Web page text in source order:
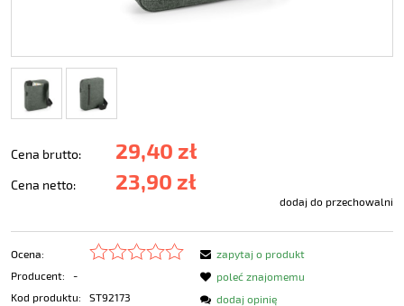
Cena brutto: 29,40 zł
Cena netto: 23,90 zł
dodaj do przechowalni
Ocena:
Producent:
-
Kod produktu:
ST92173
zapytaj o produkt
poleć znajomemu
dodaj opinię